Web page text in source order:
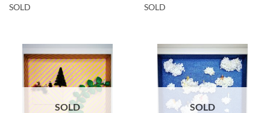
SOLD
SOLD
SOLD SOLD